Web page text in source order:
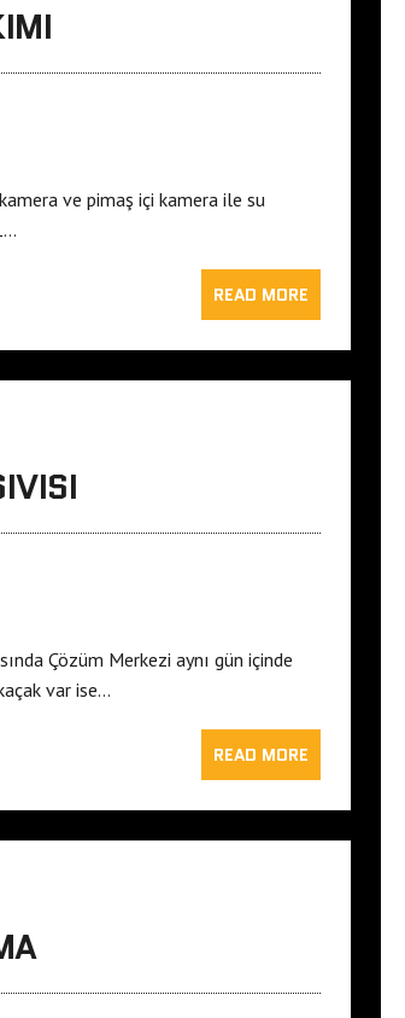
ve pimaş içi kamera ile su
READ MORE
Çözüm Merkezi aynı gün içinde
var ise…
READ MORE